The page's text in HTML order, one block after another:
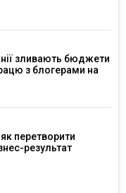
зливають бюджети
з блогерами на
перетворити
результат